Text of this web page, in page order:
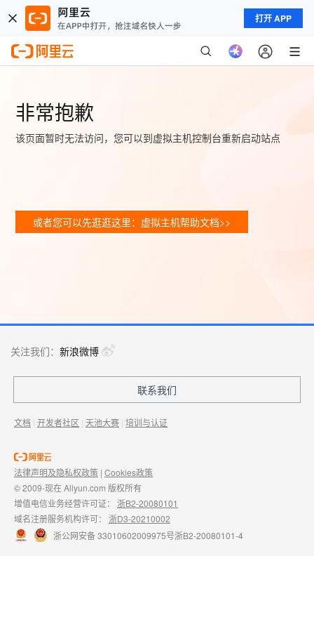
打开 APP
非常抱歉
该页面暂时无法访问，您可以到虚拟主机控制台重新启动站点
或者您可以先逛逛这里：虚拟主机帮助文档>>